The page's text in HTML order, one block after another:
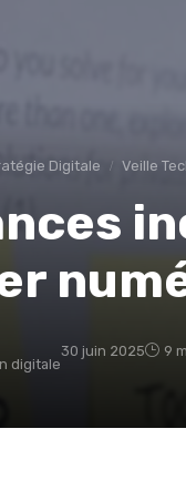
Digitale Veille
digitale
30 juin 2025 9